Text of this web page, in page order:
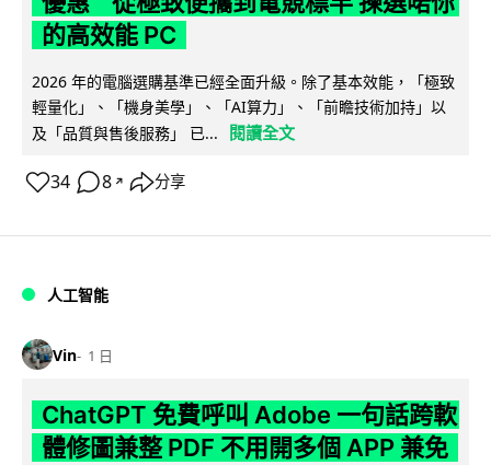
的高效能 PC
2026 年的電腦選購基準已經全面升級。除了基本效能，「極致
輕量化」、「機身美學」、「AI算力」、「前瞻技術加持」以
及「品質與售後服務」 已...
閱讀全文
34 8 ↗ 分享
人工智能
Vin 1 日
ChatGPT 免費呼叫 Adobe 一句話跨軟
體修圖兼整 PDF 不用開多個 APP 兼免